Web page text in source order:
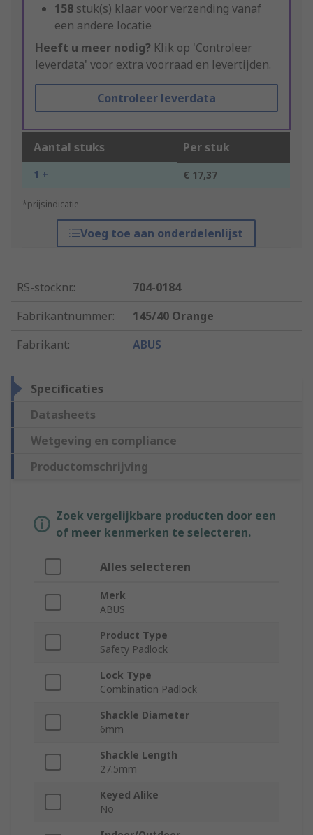
158 stuk(s) klaar voor verzending vanaf
een andere locatie
Heeft u meer nodig? Klik op 'Controleer
leverdata' voor extra voorraad en levertijden.
Controleer leverdata
Aantal stuks Per stuk
1 + € 17,37
*prijsindicatie
Voeg toe aan onderdelenlijst
RS-stocknr.:
704-0184
Fabrikantnummer:
145/40 Orange
Fabrikant: ABUS
Specificaties
Datasheets
Wetgeving en compliance
Productomschrijving
Zoek vergelijkbare producten door een
of meer kenmerken te selecteren.
Alles selecteren
Merk
ABUS
Product Type
Safety Padlock
Lock Type
Combination Padlock
Shackle Diameter
6mm
Shackle Length
27.5mm
Keyed Alike
No